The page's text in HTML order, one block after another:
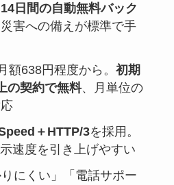
日間の自動無料バック
害への備えが標準で手
額638円程度から。 初期
の契約で無料、月単位の
＋HTTP/3を採用。
速度を引き上げやすい
りにくい」「電話サポー